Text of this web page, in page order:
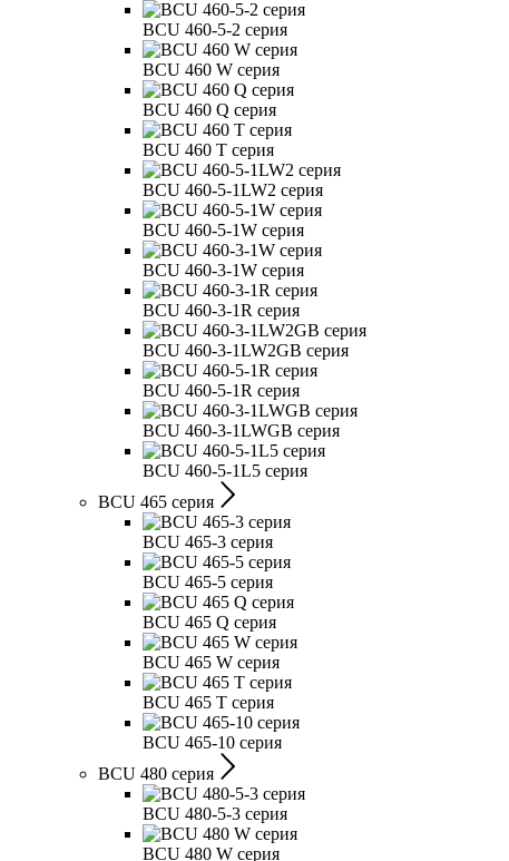
BCU 460-5-2 серия
BCU 460 W серия
BCU 460 Q серия
BCU 460 T серия
BCU 460-5-1LW2 серия
BCU 460-5-1W серия
BCU 460-3-1W серия
BCU 460-3-1R серия
BCU 460-3-1LW2GB серия
BCU 460-5-1R серия
BCU 460-3-1LWGB серия
BCU 460-5-1L5 серия
BCU 465 серия
BCU 465-3 серия
BCU 465-5 серия
BCU 465 Q серия
BCU 465 W серия
BCU 465 T серия
BCU 465-10 серия
BCU 480 серия
BCU 480-5-3 серия
BCU 480 W серия